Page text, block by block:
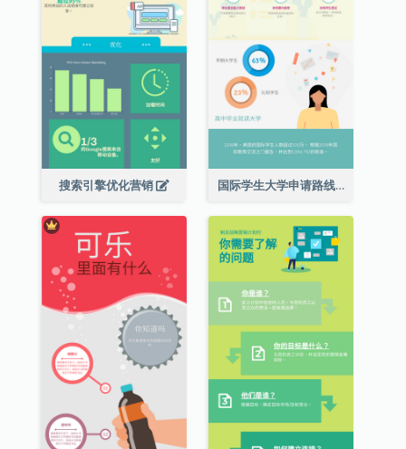
搜索引擎优化营销 国际学生大学申请路线图